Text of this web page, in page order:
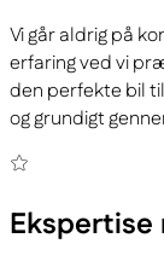
Vi går aldrig på
erfaring ved vi
den perfekte bil
og grundigt
Ekspertise